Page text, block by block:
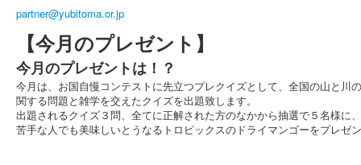
partner@yubitoma.or.jp
【今月のプレゼント】
今月のプレゼントは！？
今月は、お国自慢コンテストに先立つプレクイズとして、全国の山と川
関する問題と雑学を交えたクイズを出題致します。
出題されるクイズ３問、全てに正解された方のなかから抽選で５名様に
苦手な人でも美味しいとうなるトロピックスのドライマンゴーをプレゼ